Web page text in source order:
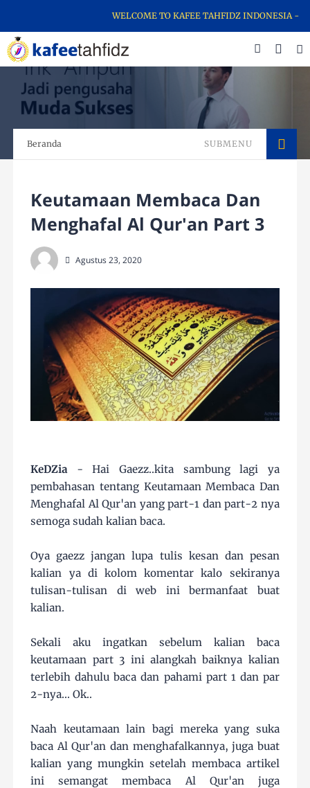
WELCOME TO KAFEE TAHFIDZ INDONESIA -
Beranda SUBMENU
Keutamaan Membaca Dan
Menghafal Al Qur'an Part 3
Agustus 23, 2020
KeDZia - Hai Gaezz..kita sambung lagi ya
pembahasan tentang Keutamaan Membaca Dan
Menghafal Al Qur'an yang part-1 dan part-2 nya
semoga sudah kalian baca.
Oya gaezz jangan lupa tulis kesan dan pesan
kalian ya di kolom komentar kalo sekiranya
tulisan-tulisan di web ini bermanfaat buat
kalian.
Sekali aku ingatkan sebelum kalian baca
keutamaan part 3 ini alangkah baiknya kalian
terlebih dahulu baca dan pahami part 1 dan par
2-nya... Ok..
Naah keutamaan lain bagi mereka yang suka
baca Al Qur'an dan menghafalkannya, juga buat
kalian yang mungkin setelah membaca artikel
ini semangat membaca Al Qur'an juga